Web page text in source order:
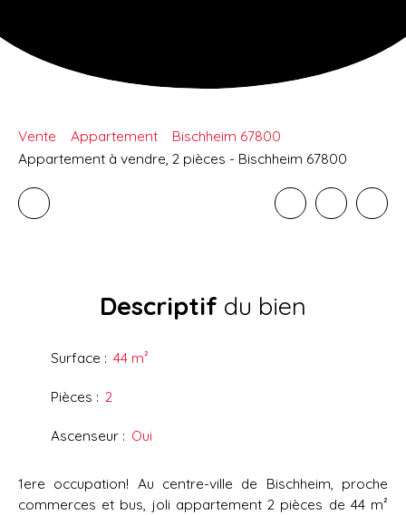
Vente Appartement
Bischheim 67800
Appartement à vendre, 2 pièces - Bischheim 67800
Descriptif du bien
Surface : 44 m²
Pièces : 2
Ascenseur : Oui
1ere occupation! Au centre-ville de Bischheim, proche
commerces et bus, joli appartement 2 pièces de 44 m²